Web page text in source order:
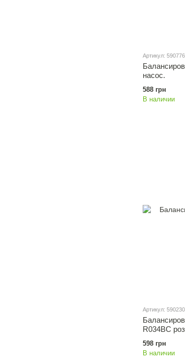
Артикул:
насос.
588 грн
В наличии
Артикул:
R034BC
598 грн
В наличии